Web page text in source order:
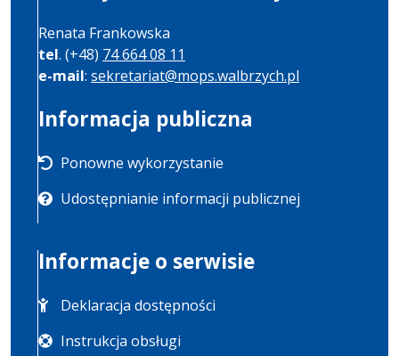
Renata Frankowska
tel. (+48) 74 664 08 11
e-mail: sekretariat@mops.walbrzych.pl
Informacja publiczna
Ponowne wykorzystanie
Udostępnianie informacji publicznej
Informacje o serwisie
Deklaracja dostępności
Instrukcja obsługi